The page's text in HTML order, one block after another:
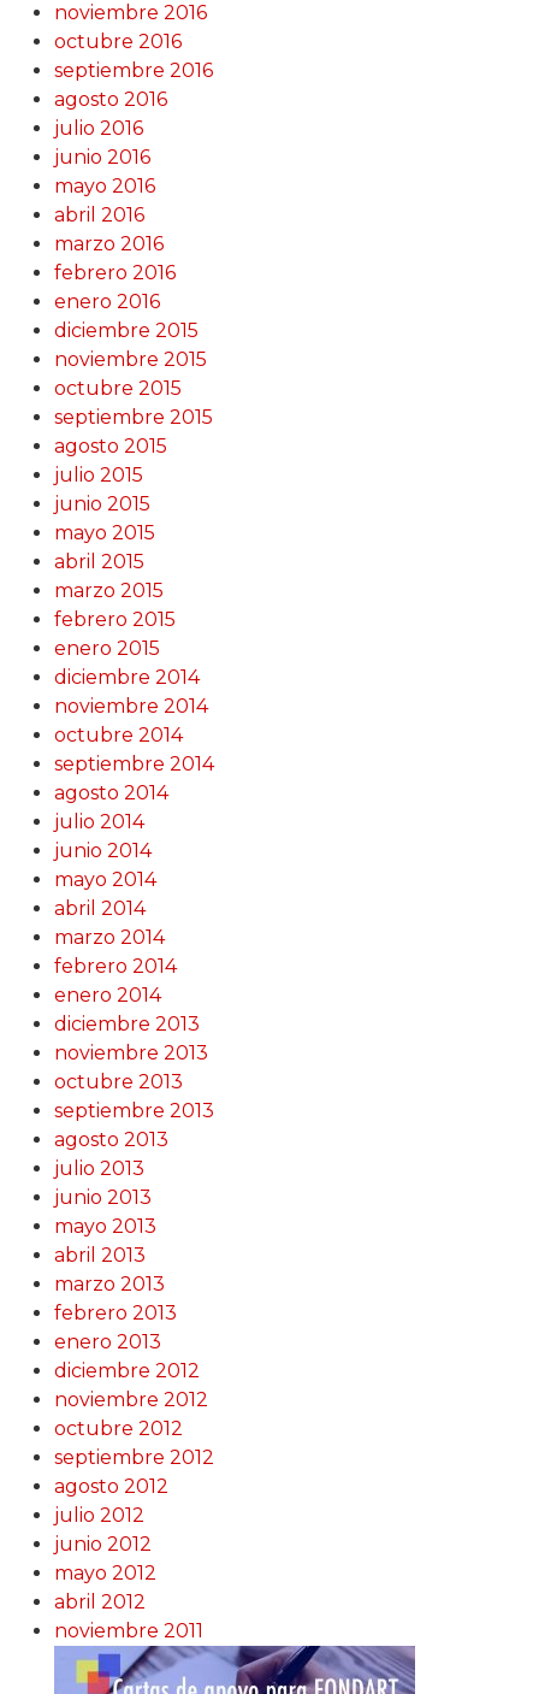
noviembre 2016
octubre 2016
septiembre 2016
agosto 2016
julio 2016
junio 2016
mayo 2016
abril 2016
marzo 2016
febrero 2016
enero 2016
diciembre 2015
noviembre 2015
octubre 2015
septiembre 2015
agosto 2015
julio 2015
junio 2015
mayo 2015
abril 2015
marzo 2015
febrero 2015
enero 2015
diciembre 2014
noviembre 2014
octubre 2014
septiembre 2014
agosto 2014
julio 2014
junio 2014
mayo 2014
abril 2014
marzo 2014
febrero 2014
enero 2014
diciembre 2013
noviembre 2013
octubre 2013
septiembre 2013
agosto 2013
julio 2013
junio 2013
mayo 2013
abril 2013
marzo 2013
febrero 2013
enero 2013
diciembre 2012
noviembre 2012
octubre 2012
septiembre 2012
agosto 2012
julio 2012
junio 2012
mayo 2012
abril 2012
noviembre 2011